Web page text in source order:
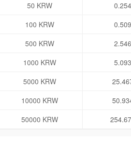
50 KRW
100 KRW
500 KRW
1000 KRW
5000 KRW
10000 KRW
50000 KRW